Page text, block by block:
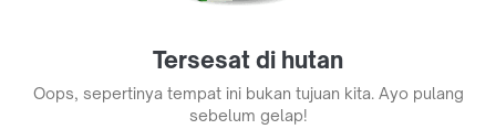
Tersesat di hutan
Oops, sepertinya tempat ini bukan tujuan kita. Ayo pulang
sebelum gelap!